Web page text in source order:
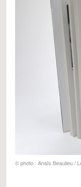
© photo : Anaïs Beaulieu /